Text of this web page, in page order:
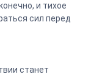
и тихое
сил перед
станет